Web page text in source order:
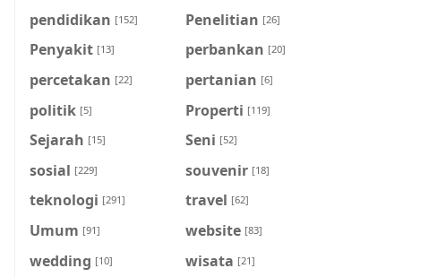
pendidikan [152] Penelitian [26]
Penyakit [13] perbankan [20]
percetakan [22] pertanian [6]
politik [5] Properti [119]
Sejarah [15] Seni [52]
sosial [229] souvenir [18]
teknologi [291] travel [62]
Umum [91] website [83]
wedding [10] wisata [21]